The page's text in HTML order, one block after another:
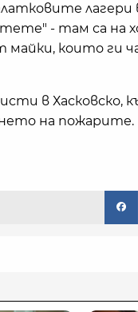
- там са на
които ги
в Хасковско,
на пожарите.